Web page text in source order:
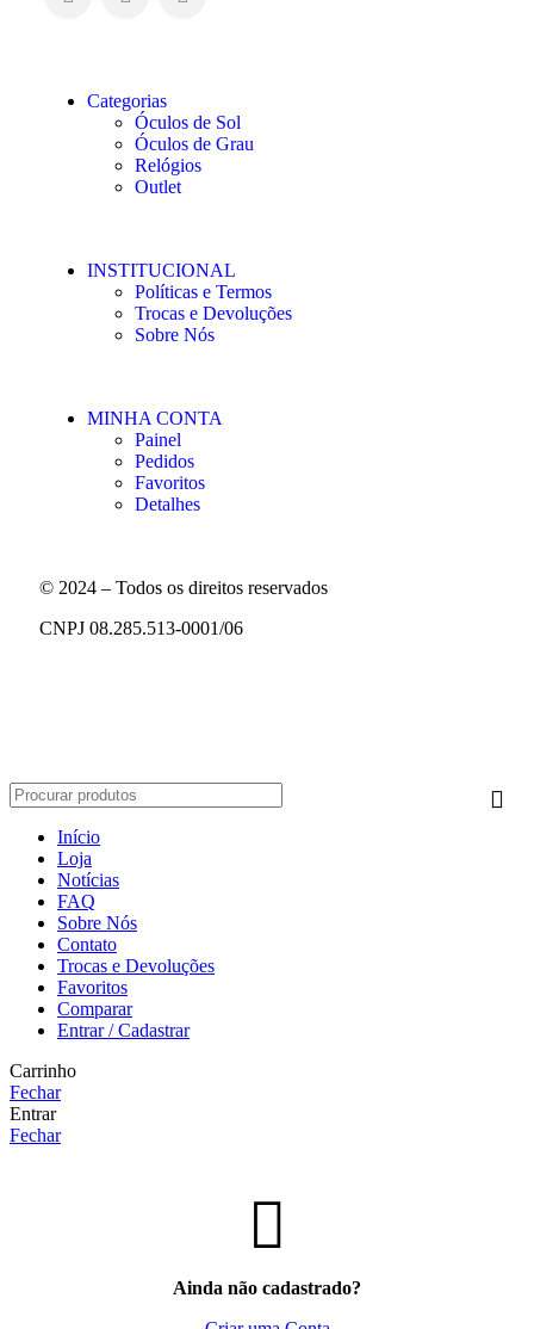
Categorias
Óculos de Sol
Óculos de Grau
Relógios
Outlet
INSTITUCIONAL
Políticas e Termos
Trocas e Devoluções
Sobre Nós
MINHA CONTA
Painel
Pedidos
Favoritos
Detalhes
© 2024 – Todos os direitos reservados
CNPJ 08.285.513-0001/06
Início
Loja
Notícias
FAQ
Sobre Nós
Contato
Trocas e Devoluções
Favoritos
Comparar
Entrar / Cadastrar
Carrinho
Fechar
Entrar
Fechar
Ainda não cadastrado?